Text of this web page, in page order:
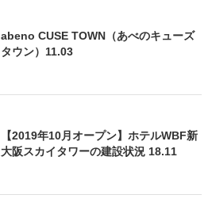
abeno CUSE TOWN（あべのキューズ
タウン）11.03
【2019年10月オープン】ホテルWBF新
大阪スカイタワーの建設状況 18.11